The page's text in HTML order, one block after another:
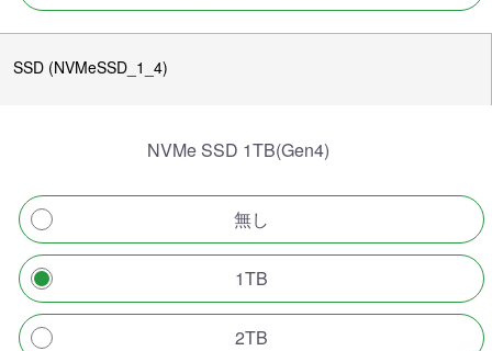
SSD (NVMeSSD_1_4)
NVMe SSD 1TB(Gen4)
無し
1TB
2TB